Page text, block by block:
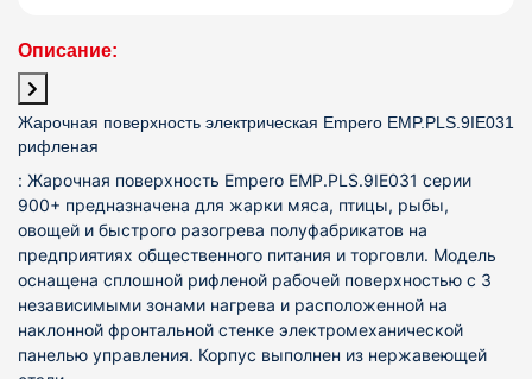
Описание:
Жарочная поверхность электрическая Empero EMP.PLS.9IE031
рифленая
: Жарочная поверхность Empero EMP.PLS.9IE031 серии
900+ предназначена для жарки мяса, птицы, рыбы,
овощей и быстрого разогрева полуфабрикатов на
предприятиях общественного питания и торговли. Модель
оснащена сплошной рифленой рабочей поверхностью с 3
независимыми зонами нагрева и расположенной на
наклонной фронтальной стенке электромеханической
панелью управления. Корпус выполнен из нержавеющей